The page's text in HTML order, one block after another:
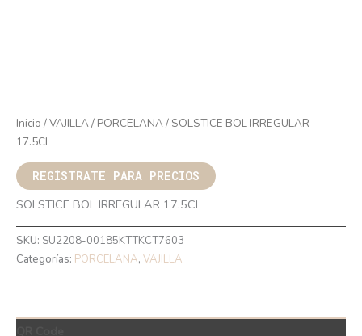
Inicio /VAJILLA/ PORCELANA/ SOLSTICE BOL IRREGULAR
17.5CL
REGÍSTRATE PARA PRECIOS
SOLSTICE BOL IRREGULAR 17.5CL
SKU: SU2208-00185KTTKCT7603
Categorías: PORCELANA, VAJILLA